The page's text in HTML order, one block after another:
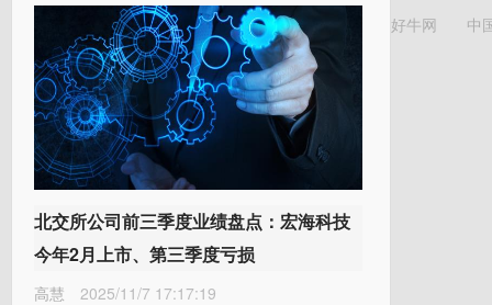
北交所公司前三季度业绩盘点：宏海科技
今年2月上市、第三季度亏损
高慧 2025/11/7 17:17:19
好牛网 中